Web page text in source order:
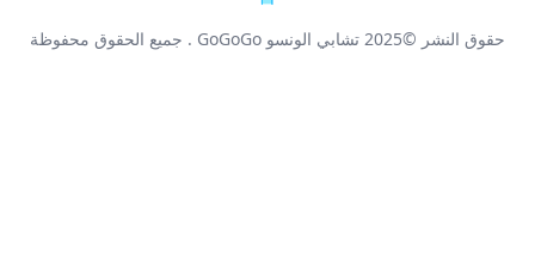
حقوق النشر ©2025 تشابي الونسو GoGoGo . جميع الحقوق محفوظة